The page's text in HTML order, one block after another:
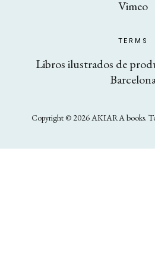
Vimeo
TERMS
Libros ilustrados de
Copyright © 2026 AKIARA books.